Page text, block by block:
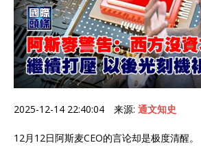
2025-12-14 22:40:04 来源: 通文知史
12月12日阿斯麦CEO的言论却是极度清醒。